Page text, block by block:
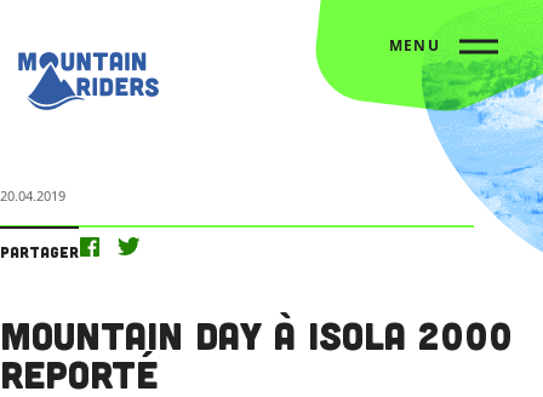
MENU
20.04.2019
Partager
Mountain Day à Isola 2000
reporté